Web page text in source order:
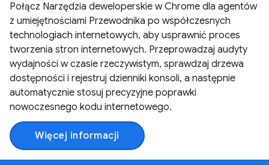
Połącz Narzędzia deweloperskie w Chrome dla agentów
z umiejętnościami Przewodnika po współczesnych
technologiach internetowych, aby usprawnić proces
tworzenia stron internetowych. Przeprowadzaj audyty
wydajności w czasie rzeczywistym, sprawdzaj drzewa
dostępności i rejestruj dzienniki konsoli, a następnie
automatycznie stosuj precyzyjne poprawki
nowoczesnego kodu internetowego.
Więcej informacji